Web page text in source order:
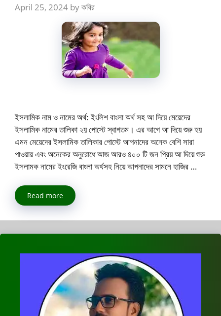
April 25, 2024 byকবির
ইসলামিক নাম ও নামের অর্থ: ইংলিশ বাংলা অর্থ সহ আ দিয়ে মেয়েদের
ইসলামিক নামের তালিকা ২য় পোস্টে স্বাগতম। এর আগে আ দিয়ে শুরু হয়
এমন মেয়েদের ইসলামিক তালিকার পোস্টে আপনাদের অনেক বেশি সারা
পাওয়ায় এবং অনেকের অনুরোধে আজ আরও ৪০০ টি জন প্রিয় আ দিয়ে শুরু
ইসলামক নামের ইংরেজি বাংলা অর্থসহ নিয়ে আপনাদের সামনে হাজির …
Read more